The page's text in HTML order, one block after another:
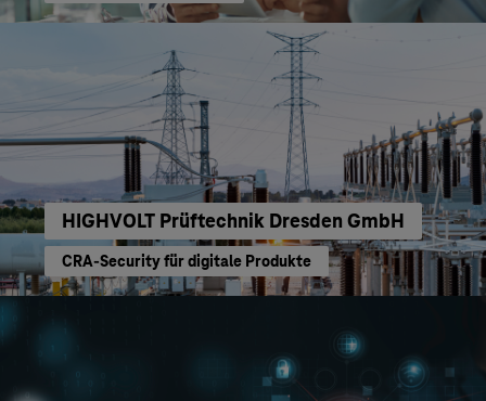
HIGHVOLT Prüftechnik Dresden GmbH
CRA-Security für digitale Produkte